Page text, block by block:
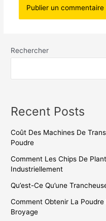
Rechercher
Recent Posts
Coût Des Machines De
Poudre
Comment Les Chips De
Industriellement
Qu’est-Ce Qu’une
Comment Obtenir La
Broyage